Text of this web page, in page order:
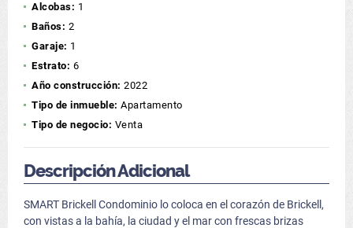
Alcobas: 1
Baños: 2
Garaje: 1
Estrato: 6
Año construcción: 2022
Tipo de inmueble: Apartamento
Tipo de negocio: Venta
Descripción Adicional
SMART Brickell Condominio lo coloca en el corazón de Brickell,
con vistas a la bahía, la ciudad y el mar con frescas brizas